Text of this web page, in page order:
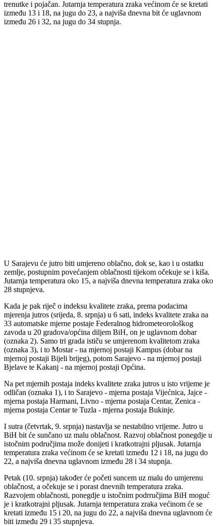
trenutke i pojačan. Jutarnja temperatura zraka većinom će se kretati
između 13 i 18, na jugu do 23, a najviša dnevna bit će uglavnom
između 26 i 32, na jugu do 34 stupnja.
U Sarajevu će jutro biti umjereno oblačno, dok se, kao i u ostatku
zemlje, postupnim povećanjem oblačnosti tijekom očekuje se i kiša.
Jutarnja temperatura oko 15, a najviša dnevna temperatura zraka oko
28 stupnjeva.
Kada je pak riječ o indeksu kvalitete zraka, prema podacima
mjerenja jutros (srijeda, 8. srpnja) u 6 sati, indeks kvalitete zraka na
33 automatske mjerne postaje Federalnog hidrometeorološkog
zavoda u 20 gradova/općina diljem BiH, on je uglavnom dobar
(oznaka 2). Samo tri grada ističu se umjerenom kvalitetom zraka
(oznaka 3), i to Mostar - na mjernoj postaji Kampus (dobar na
mjernoj postaji Bijeli brijeg), potom Sarajevo - na mjernoj postaji
Bjelave te Kakanj - na mjernoj postaji Općina.
Na pet mjernih postaja indeks kvalitete zraka jutros u isto vrijeme je
odličan (oznaka 1), i to Sarajevo - mjerna postaja Vijećnica, Jajce -
mjerna postaja Harmani, Livno - mjerna postaja Centar, Zenica -
mjerna postaja Centar te Tuzla - mjerna postaja Bukinje.
I sutra (četvrtak, 9. srpnja) nastavlja se nestabilno vrijeme. Jutro u
BiH bit će sunčano uz malu oblačnost. Razvoj oblačnost ponegdje u
istočnim područjima može donijeti i kratkotrajni pljusak. Jutarnja
temperatura zraka većinom će se kretati između 12 i 18, na jugu do
22, a najviša dnevna uglavnom između 28 i 34 stupnja.
Petak (10. srpnja) također će početi suncem uz malu do umjerenu
oblačnost, a očekuje se i porast dnevnih temperatura zraka.
Razvojem oblačnosti, ponegdje u istočnim podrručjima BiH moguć
je i kratkotrajni pljusak. Jutarnja temperatura zraka većinom će se
kretati između 15 i 20, na jugu do 22, a najviša dnevna uglavnom će
biti između 29 i 35 stupnjeva.